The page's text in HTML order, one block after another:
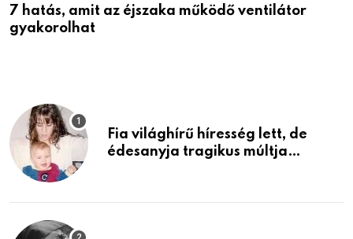
7 hatás, amit az éjszaka működő ventilátor
gyakorolhat
Fia világhírű híresség lett, de
édesanyja tragikus múltja